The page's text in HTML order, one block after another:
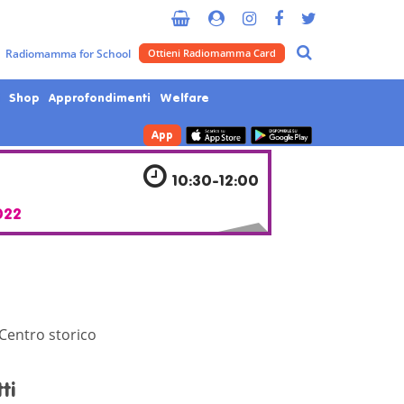
Radiomamma for School Ottieni Radiomamma Card
Shop Approfondimenti Welfare
App
di Milano
10:30-12:00
storico